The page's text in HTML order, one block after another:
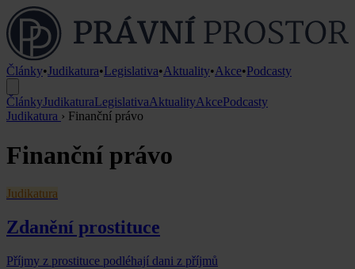
Články•Judikatura•Legislativa•Aktuality•Akce•Podcasty
ČlánkyJudikaturaLegislativaAktualityAkcePodcasty
Judikatura › Finanční právo
Finanční právo
Judikatura
Zdanění prostituce
Příjmy z prostituce podléhají dani z příjmů